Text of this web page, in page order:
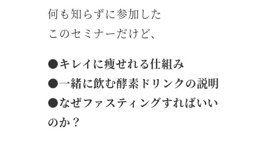
何も知らずに参加した
このセミナーだけど、
●キレイに痩せれる仕組み
●一緒に飲む酵素ドリンクの説明
●なぜファスティングすればいい
のか？